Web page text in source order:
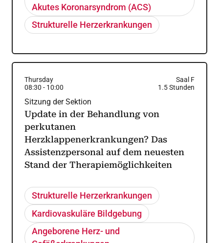
Akutes Koronarsyndrom (ACS)
Strukturelle Herzerkrankungen
Thursday
Saal F
08:30 - 10:00 1.5Stunden
Sitzung der Sektion
Update in der Behandlung von
perkutanen
Herzklappenerkrankungen? Das
Assistenzpersonal auf dem neuesten
Stand der Therapiemöglichkeiten
Strukturelle Herzerkrankungen
Kardiovaskuläre Bildgebung
Angeborene Herz- und